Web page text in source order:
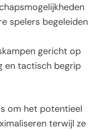
spelers begeleiden
gericht op
en tactisch begrip
om het potentieel
terwijl ze